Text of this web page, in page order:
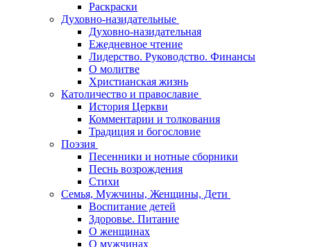
Раскраски
Духовно-назидательные
Духовно-назидательная
Ежедневное чтение
Лидерство. Руководство. Финансы
О молитве
Христианская жизнь
Католичество и православие
История Церкви
Комментарии и толкования
Традиция и богословие
Поэзия
Песенники и нотные сборники
Песнь возрождения
Стихи
Семья, Мужчины, Женщины, Дети
Воспитание детей
Здоровье. Питание
О женщинах
О мужчинах